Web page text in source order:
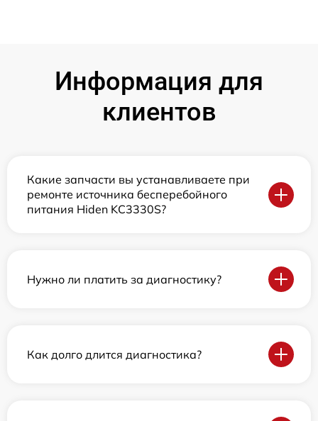
Информация для
клиентов
Какие запчасти вы устанавливаете при
ремонте источника бесперебойного
питания Hiden KC3330S?
Нужно ли платить за диагностику?
Как долго длится диагностика?